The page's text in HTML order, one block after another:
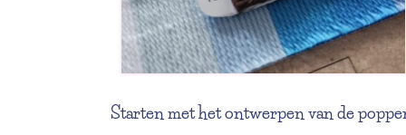
Starten met het ontwerpen van de